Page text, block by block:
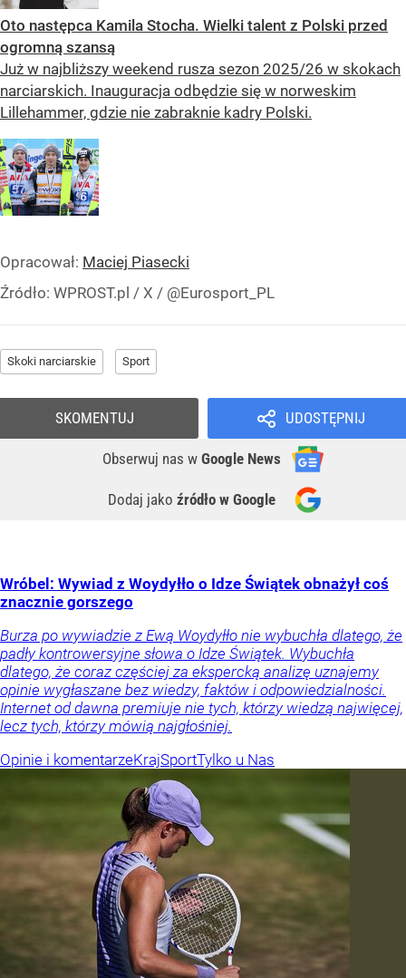
Oto następca Kamila Stocha. Wielki talent z Polski przed
ogromną szansą
Już w najbliższy weekend rusza sezon 2025/26 w skokach
narciarskich. Inauguracja odbędzie się w norweskim
Lillehammer, gdzie nie zabraknie kadry Polski.
Opracował: Maciej Piasecki
Źródło: WPROST.pl / X / @Eurosport_PL
Skoki narciarskie Sport
UDOSTĘPNIJ
Obserwuj nas w Google News
Dodaj jako źródło w Google
SKOMENTUJ
Wróbel: Wywiad z Woydyłło o Idze Świątek obnażył coś
znacznie gorszego
Burza po wywiadzie z Ewą Woydyłło nie wybuchła dlatego, że
padły kontrowersyjne słowa o Idze Świątek. Wybuchła
dlatego, że coraz częściej za ekspercką analizę uznajemy
opinie wygłaszane bez wiedzy, faktów i odpowiedzialności.
Internet od dawna premiuje nie tych, którzy wiedzą najwięcej,
lecz tych, którzy mówią najgłośniej.
Opinie i komentarzeKrajSportTylko u Nas